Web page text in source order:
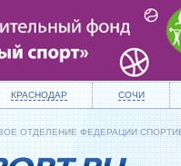
КРАСНОДАР СОЧИ
ОТДЕЛЕНИЕ ФЕДЕРАЦИИ